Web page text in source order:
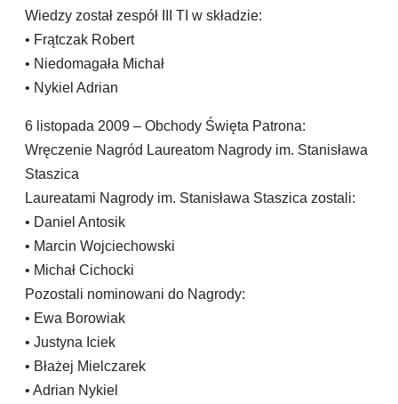
Wiedzy został zespół III TI w składzie:
• Frątczak Robert
• Niedomagała Michał
• Nykiel Adrian
6 listopada 2009 – Obchody Święta Patrona:
Wręczenie Nagród Laureatom Nagrody im. Stanisława
Staszica
Laureatami Nagrody im. Stanisława Staszica zostali:
• Daniel Antosik
• Marcin Wojciechowski
• Michał Cichocki
Pozostali nominowani do Nagrody:
• Ewa Borowiak
• Justyna Iciek
• Błażej Mielczarek
• Adrian Nykiel